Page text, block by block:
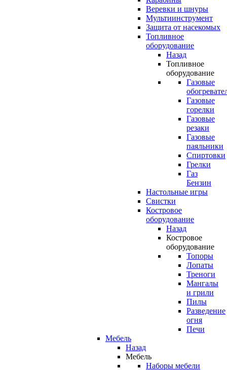
Веревки и шнуры
Мультиинструмент
Защита от насекомых
Топливное
оборудование
Назад
Топливное
оборудование
Газовые
Газовые
горелки
Газовые
резаки
Газовые
паяльники
Спиртовки
Грелки
Газ
Бензин
Настольные игры
Свистки
Костровое
оборудование
Назад
Костровое
оборудование
Топоры
Лопаты
Треноги
Мангалы
и грили
Пилы
Разведение
огня
Печи
Мебель
Назад
Мебель
Наборы мебели